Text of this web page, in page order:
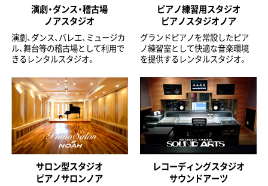
演劇・ダンス・稽古場
ノアスタジオ
演劇、ダンス、バレエ、ミュージカ
ル、舞台等の稽古場として利用で
きるレンタルスタジオ。
ピアノ練習用スタジオ
ピアノスタジオノア
グランドピアノを常設したピア
ノ練習室として快適な音楽環境
を提供するレンタルスタジオ。
サロン型スタジオ
ピアノサロンノア
レコーディングスタジオ
サウンドアーツ